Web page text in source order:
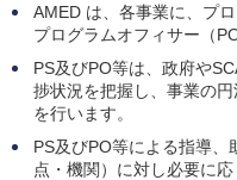
AMED は、各事業に、プ
プログラムオフィサー（
PS及びPO等は、政府や
捗状況を把握し、事業の
を行います。
PS及びPO等による指導
点・機関）に対し必要に